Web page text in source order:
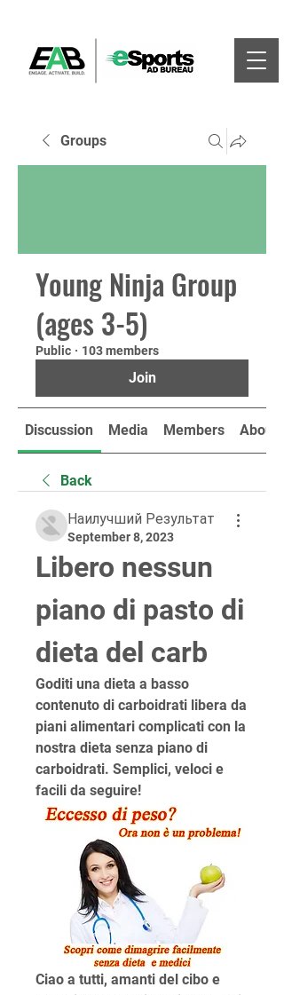
Groups
Young Ninja Group
(ages 3-5)
Public · 103 members
Join
Discussion Media Members About
Back
Наилучший Результат
September 8, 2023
Libero nessun
piano di pasto di
dieta del carb
Goditi una dieta a basso
contenuto di carboidrati libera da
piani alimentari complicati con la
nostra dieta senza piano di
carboidrati. Semplici, veloci e
facili da seguire!
Ciao a tutti, amanti del cibo e